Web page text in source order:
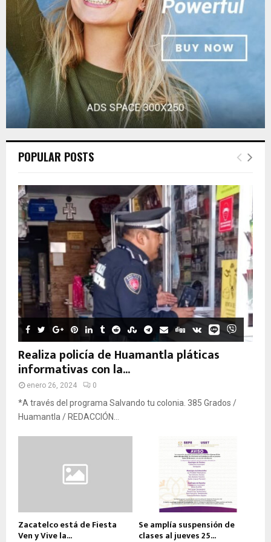
POPULAR POSTS
Realiza policía de Huamantla pláticas
informativas con la...
enero 26, 2024 0
*A través del programa Salvando tu colonia. 385 Grados /
Huamantla / REDACCIÓN...
Zacatelco está de Fiesta
Ven y Vive la...
Se amplía suspensión de
clases al jueves 25...